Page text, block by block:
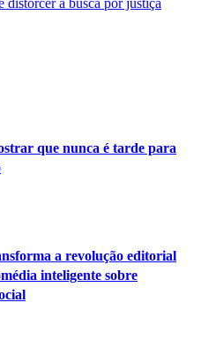
que nunca é tarde para
a revolução editorial
inteligente sobre